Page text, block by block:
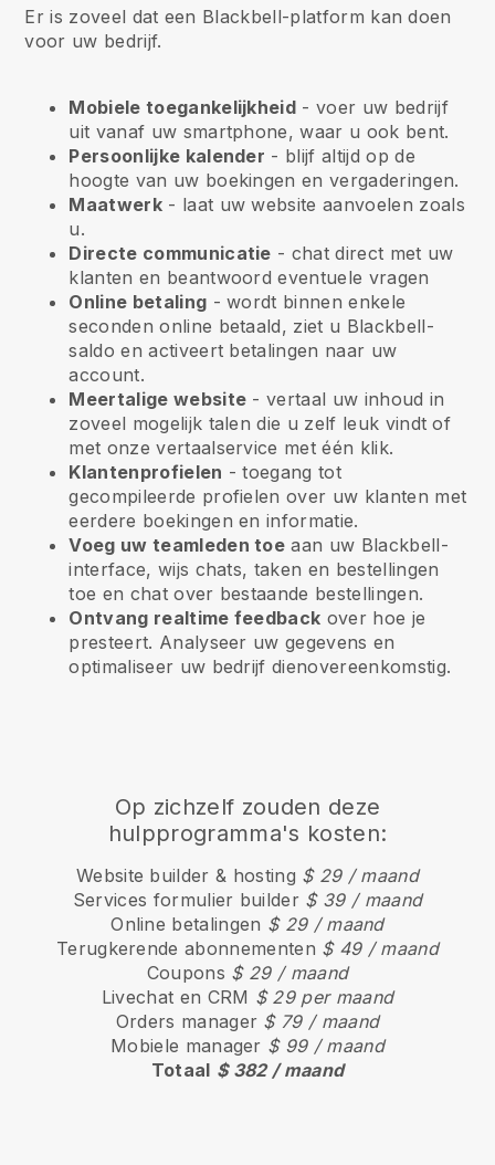
Er is zoveel dat een Blackbell-platform kan doen
voor uw bedrijf.
Mobiele toegankelijkheid - voer uw bedrijf
uit vanaf uw smartphone, waar u ook bent.
Persoonlijke kalender - blijf altijd op de
hoogte van uw boekingen en vergaderingen.
Maatwerk- laat uw website aanvoelen zoals
u.
Directe communicatie - chat direct met uw
klanten en beantwoord eventuele vragen
Online betaling - wordt binnen enkele
seconden online betaald, ziet u Blackbell-
saldo en activeert betalingen naar uw
account.
Meertalige website - vertaal uw inhoud in
zoveel mogelijk talen die u zelf leuk vindt of
met onze vertaalservice met één klik.
Klantenprofielen - toegang tot
gecompileerde profielen over uw klanten met
eerdere boekingen en informatie.
Voeg uw teamleden toe aan uw Blackbell-
interface, wijs chats, taken en bestellingen
toe en chat over bestaande bestellingen.
Ontvang realtime feedback over hoe je
presteert. Analyseer uw gegevens en
optimaliseer uw bedrijf dienovereenkomstig.
Op zichzelf zouden deze
hulpprogramma's kosten:
Website builder & hosting $ 29 / maand
Services formulier builder $ 39 / maand
Online betalingen $ 29 / maand
Terugkerende abonnementen $ 49 / maand
Coupons $ 29 / maand
Livechat en CRM $ 29 per maand
Orders manager $ 79 / maand
Mobiele manager $ 99 / maand
Totaal $ 382 / maand